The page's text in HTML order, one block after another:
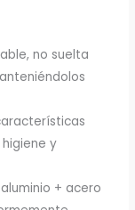
no suelta
y
+ acero